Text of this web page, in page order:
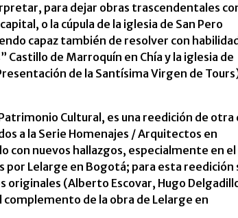
para dejar obras trascendentales
o la cúpula de la iglesia de San Pero
capaz también de resolver con
de Marroquín en Chía y la iglesia de
de la Santísima Virgen de
Cultural, es una reedición de otra
a la Serie Homenajes / Arquitectos en
con nuevos hallazgos, especialmente en el
por Lelarge en Bogotá; para esta reedición
originales (Alberto Escovar, Hugo
complemento de la obra de Lelarge en